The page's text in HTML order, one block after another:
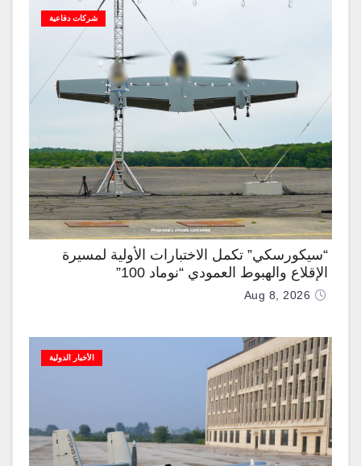
شركات دفاعية
“سيكورسكي” تكمل الاختبارات الأولية لمسيرة
الإقلاع والهبوط العمودي “نوماد 100”
Aug 8, 2026
الأخبار الدولية